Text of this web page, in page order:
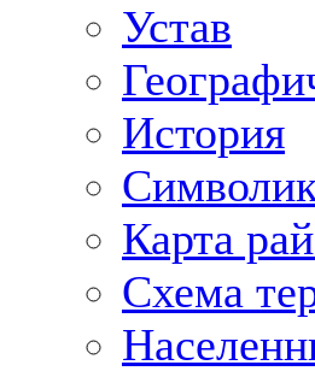
Устав
История
Карта
Схема